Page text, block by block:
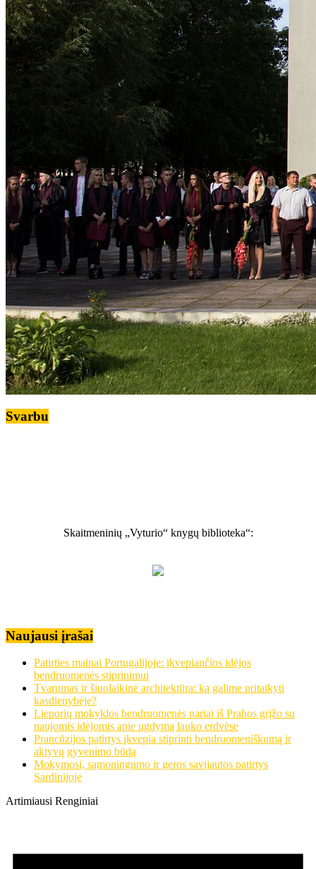
Svarbu
Skaitmeninių „Vyturio“ knygų biblioteka“:
Naujausi įrašai
Patirties mainai Portugalijoje: įkvepiančios idėjos
bendruomenės stiprinimui
Tvarumas ir šiuolaikinė architektūra: ką galime pritaikyti
kasdienybėje?
Lieporių mokyklos bendruomenės nariai iš Prahos grįžo su
naujomis idėjomis apie ugdymą lauko erdvėse
Prancūzijos patirtys įkvepia stiprinti bendruomeniškumą ir
aktyvų gyvenimo būdą
Mokymosi, sąmoningumo ir geros savijautos patirtys
Sardinijoje
Artimiausi Renginiai